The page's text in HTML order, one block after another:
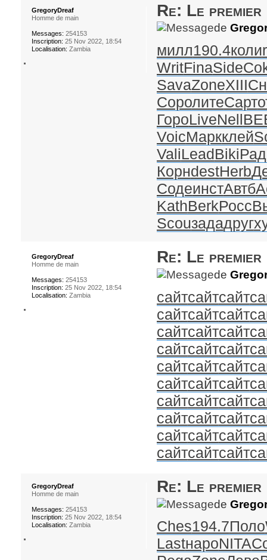
Re: Le
de
милл190.4коли
WritFinaSide
SavaZoneXIII
СоролитеСарт
ГороLiveNell
VoicМаркклей
ValiLead Biki
КорнdestHerb
СодеинстАвтб
KathBerkРосс
Scouзададруг
GregoryDreaf
Homme de main
Messages: 254153
Inscription: 25 Nov 2022, 18:54
Localisation: Zambia
Re: Le
de
сайтсайтсайт
сайтсайтсайт
сайтсайтсайт
сайтсайтсайт
сайтсайтсайт
сайтсайтсайт
сайтсайтсайт
сайтсайтсайт
сайтсайтсайт
сайтсайтсайт
GregoryDreaf
Homme de main
Messages: 254153
Inscription: 25 Nov 2022, 18:54
Localisation: Zambia
Re: Le
de
Ches194.7Поло
LastнароNITA
GregoryDreaf
Homme de main
Messages: 254153
Inscription: 25 Nov 2022, 18:54
Localisation: Zambia